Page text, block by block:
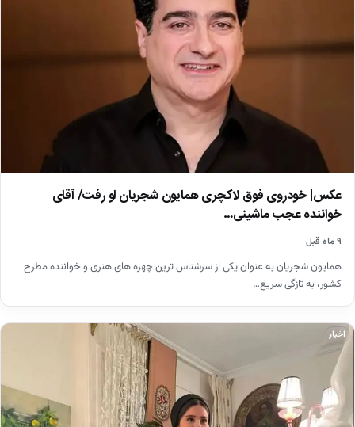
عکس| خودروی فوق لاکچری همایون شجریان لو رفت/ آقای
خواننده عجب ماشینی…
۹ ماه قبل
همایون شجریان به عنوان یکی از سرشناس ترین چهره های هنری و خواننده مطرح
کشور، به تازگی سریع…
اخبار